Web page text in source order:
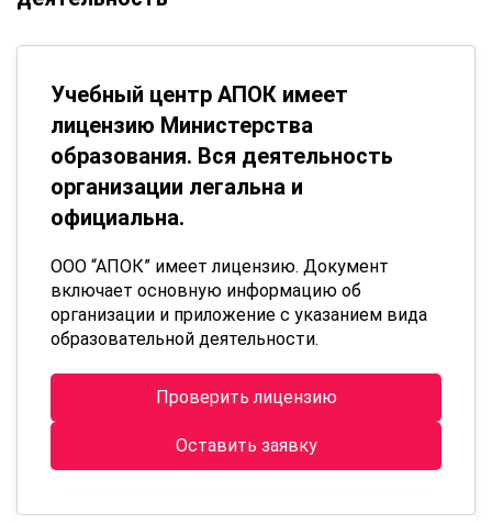
Учебный центр АПОК имеет
лицензию Министерства
образования. Вся деятельность
организации легальна и
официальна.
ООО “АПОК” имеет лицензию. Документ
включает основную информацию об
организации и приложение с указанием вида
образовательной деятельности.
Проверить лицензию
Оставить заявку